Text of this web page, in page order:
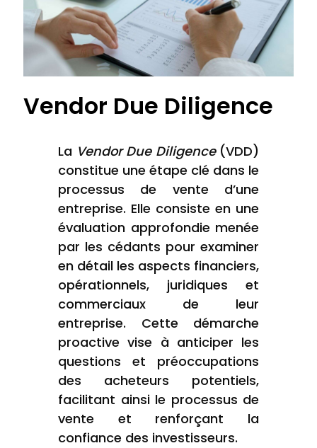
Vendor Due Diligence
La Vendor Due Diligence(VDD)
constitue une étape clé dans le
processus de vente d’une
entreprise. Elle consiste en une
évaluation approfondie menée
par les cédants pour examiner
en détail les aspects financiers,
opérationnels, juridiques et
commerciaux de leur
entreprise. Cette démarche
proactive vise à anticiper les
questions et préoccupations
des acheteurs potentiels,
facilitant ainsi le processus de
vente et renforçant la
confiance des investisseurs.